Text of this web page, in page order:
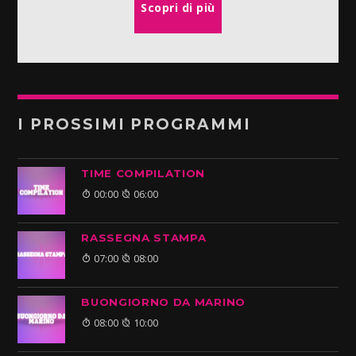
Scopri di più
I PROSSIMI PROGRAMMI
TIME COMPILATION
00:00 06:00
RASSEGNA STAMPA
07:00 08:00
BUONGIORNO DA MARINO
08:00 10:00